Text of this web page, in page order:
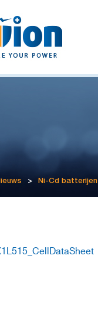
> Ni-Cd batterijen